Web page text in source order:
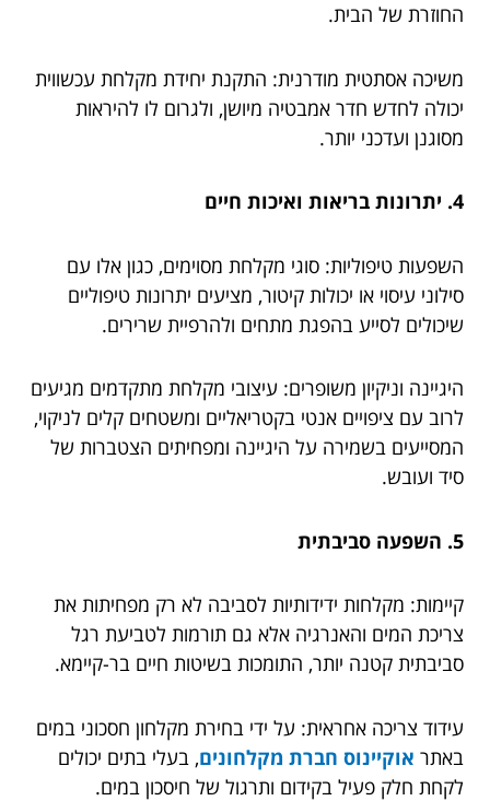
החוזרת של הבית.
משיכה אסתטית מודרנית: התקנת יחידת מקלחת עכשווית
יכולה לחדש חדר אמבטיה מיושן, ולגרום לו להיראות
מסוגנן ועדכני יותר.
4. יתרונות בריאות ואיכות חיים
השפעות טיפוליות: סוגי מקלחת מסוימים, כגון אלו עם
סילוני עיסוי או יכולות קיטור, מציעים יתרונות טיפוליים
שיכולים לסייע בהפגת מתחים ולהרפיית שרירים.
היגיינה וניקיון משופרים: עיצובי מקלחת מתקדמים מגיעים
לרוב עם ציפויים אנטי בקטריאליים ומשטחים קלים לניקוי,
המסייעים בשמירה על היגיינה ומפחיתים הצטברות של
סיד ועובש.
5. השפעה סביבתית
קיימות: מקלחות ידידותיות לסביבה לא רק מפחיתות את
צריכת המים והאנרגיה אלא גם תורמות לטביעת רגל
סביבתית קטנה יותר, התומכות בשיטות חיים בר-קיימא.
עידוד צריכה אחראית: על ידי בחירת מקלחון חסכוני במים
באתר אוקיינוס חברת מקלחונים, בעלי בתים יכולים
לקחת חלק פעיל בקידום ותרגול של חיסכון במים.